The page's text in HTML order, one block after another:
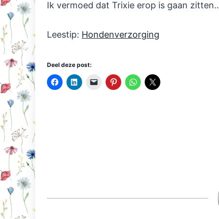
Ik vermoed dat Trixie erop is gaan
Leestip: Hondenverzorging
Deel deze post: